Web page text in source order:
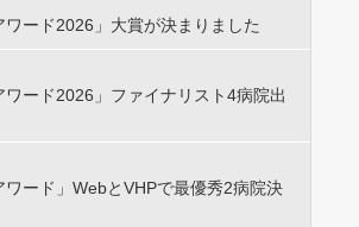
ワード2026」大賞が決まりました
ワード2026」ファイナリスト4病院出
ワード」WebとVHPで最優秀2病院決